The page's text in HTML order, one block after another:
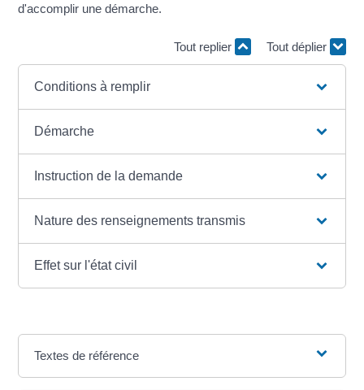
d'accomplir une démarche.
Tout replier Tout déplier
Conditions à remplir
Démarche
Instruction de la demande
Nature des renseignements transmis
Effet sur l'état civil
Textes de référence